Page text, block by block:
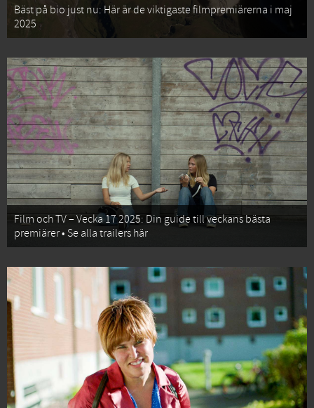
Bäst på bio just nu: Här är de viktigaste filmpremiärerna i maj
2025
Film och TV – Vecka 17 2025: Din guide till veckans bästa
premiärer • Se alla trailers här